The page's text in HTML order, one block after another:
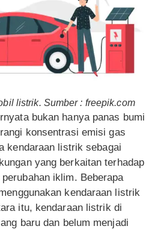
listrik. Sumber : freepik.com
bukan hanya panas bumi
konsentrasi emisi gas
kendaraan listrik sebagai
yang berkaitan terhadap
iklim. Beberapa
kendaraan listrik
itu, kendaraan listrik di
baru dan belum menjadi